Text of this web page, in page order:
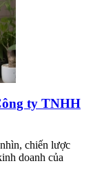
ty TNHH
chiến lược
doanh của